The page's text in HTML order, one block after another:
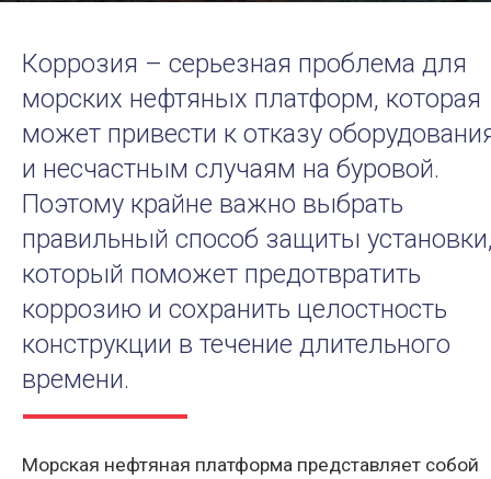
Коррозия – серьезная проблема для
морских нефтяных платформ, которая
может привести к отказу
и несчастным случаям на буровой.
Поэтому крайне важно выбрать
правильный способ защиты
который поможет предотвратить
коррозию и сохранить целостность
конструкции в течение длительного
времени.
Морская нефтяная платформа представляет собой